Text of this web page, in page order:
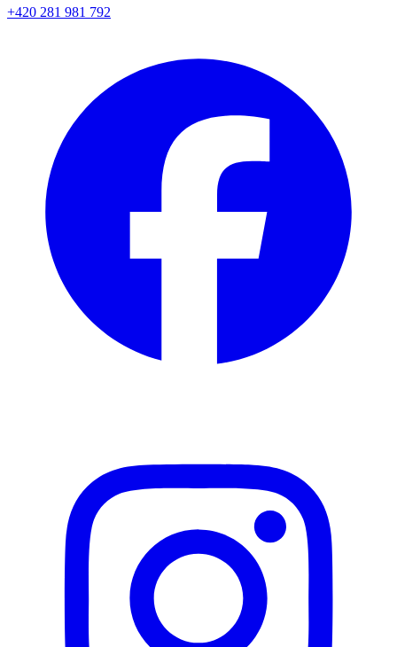
+420 281 981 792